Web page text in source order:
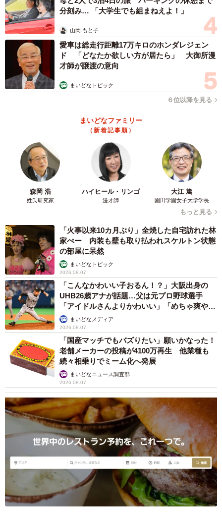
2/4
お客さんがやってきたときは…喜びのポーズ！（提供：もぐらんぴあ水
族館）
都会の水族館にないものを
ーーしかし、水族館で潜水作業を推しているのはめずらし
「潜水技術を展示する理由は2点あります。1点目は、展示
できるものが限られている点です。小さい地方水族館のた
め、都会のオシャレな水族館のようにイルカなど人気の生
き物を飼育する余裕がないからです。
そんな中、当館ならではの展示を探す中で、水族館プロデ
ューサー・中村元さんのご助言もあり、地域の水産文化を
伝えるということで再オープン時から始めたのがきっかけ
です。現在ではお客さんに地下にもぐってもらう（水族館
が地下部にあるため）という『もぐらんぴあ』のコンセプ
トに則したもぐる展示として来館者の方にはご紹介させて
いただいております」
3/4
かめ吉と久慈の海の魚たち（トンネル水槽）と同館キャラクターの「カ
メキチ」（提供：もぐらんぴあ水族館）
ーーなるほど、2点目は？
分刻み… 「大学生でも組まねえよ！」
山岡 もと子
愛車は総走行距離17万キロのホンダレジェン
ド 「どなたか欲しい方が居たら」 大御所漫
才師が譲渡の意向
まいどなトピック
６位以降を見る
まいどなファミリー
（新着記事順）
森岡 浩
姓氏研究家
ハイヒール・リンゴ
漫才師
大江 篤
園田学園女子大学学長
もっと見る
「火事以来10カ月ぶり」全焼した自宅訪れた林
家ぺー 内装も壁も取り払われスケルトン状態
の部屋に呆然
まいどなトピック
2026.08.07
「こんなかわいい子おるん！？」大阪出身の
UHB26歳アナが話題…父は元プロ野球選手
「アイドルさんよりかわいい」「めちゃ爽や
か」まいどなメディア
2026.08.07
「国産マッチでもバズりたい」願いかなった！
老舗メーカーの投稿が4100万再生 他業種も
続々相乗りでミーム化へ発展
まいどなニュース調査部
2026.08.07